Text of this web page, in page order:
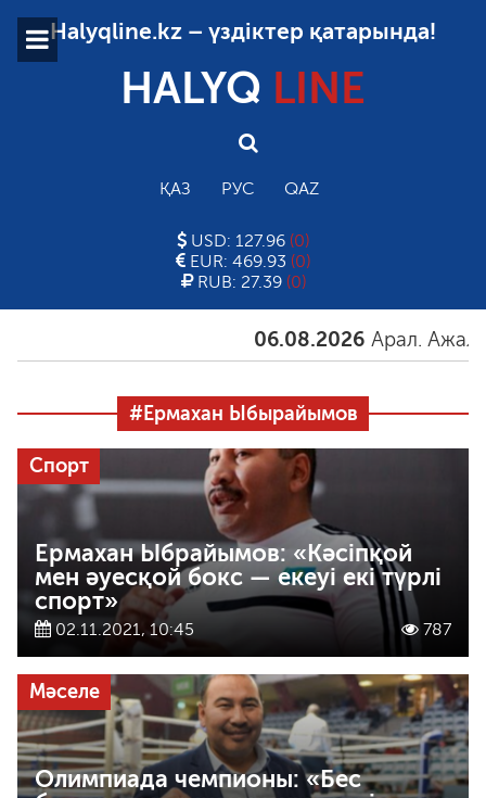
Halyqline.kz – үздіктер қатарында!
HALYQ LINE
ҚАЗ РУС QAZ
USD: 127.96 (0)
EUR: 469.93 (0)
RUB: 27.39 (0)
06.08.2026 Арал. Ажал.
#Ермахан Ыбырайымов
Спорт
Ермахан Ыбрайымов: «Кәсіпқой
мен әуесқой бокс — екеуі екі түрлі
спорт»
02.11.2021, 10:45 787
Мәселе
Олимпиада чемпионы: «Бес